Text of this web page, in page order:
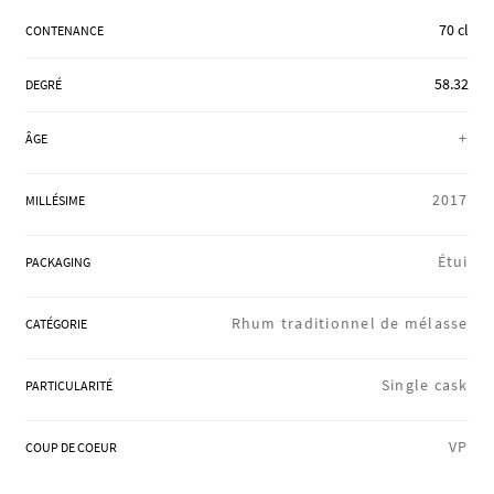
BOUTIQUE LOIRET
CONTENANCE 70 cl
DEGRÉ 58.32
ÂGE +
MILLÉSIME 2017
PACKAGING Étui
CATÉGORIE Rhum traditionnel de mélasse
PARTICULARITÉ Single cask
COUP DE COEUR VP